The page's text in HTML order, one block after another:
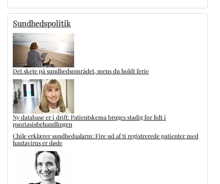
Sundhedspolitik
Det skete på sundhedsområdet, mens du holdt ferie
Ny database er i drift: Patientskema bruges stadig for lidt i
psoriasisbehandlingen
Chile erklærer sundhedsalarm: Fire ud af ti registrerede patienter med
hantavirus er døde